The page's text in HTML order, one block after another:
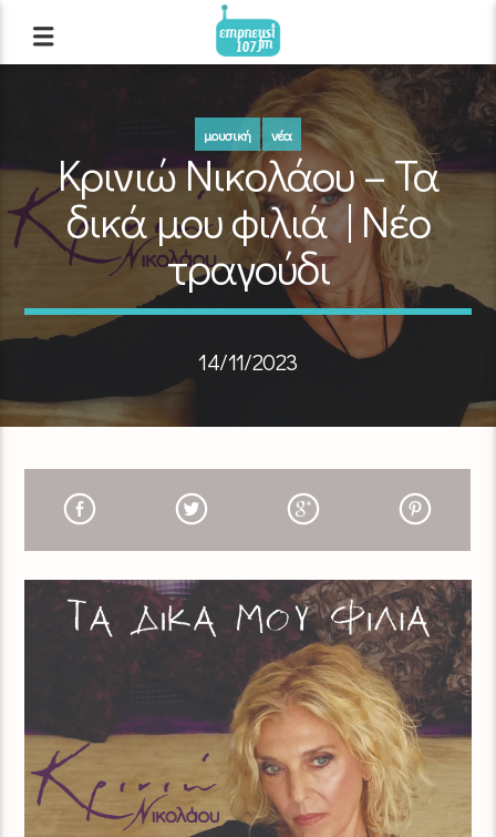
μουσική νέα
Κρινιώ Νικολάου – Τα
δικά μου φιλιά | Νέο
τραγούδι
14/11/2023